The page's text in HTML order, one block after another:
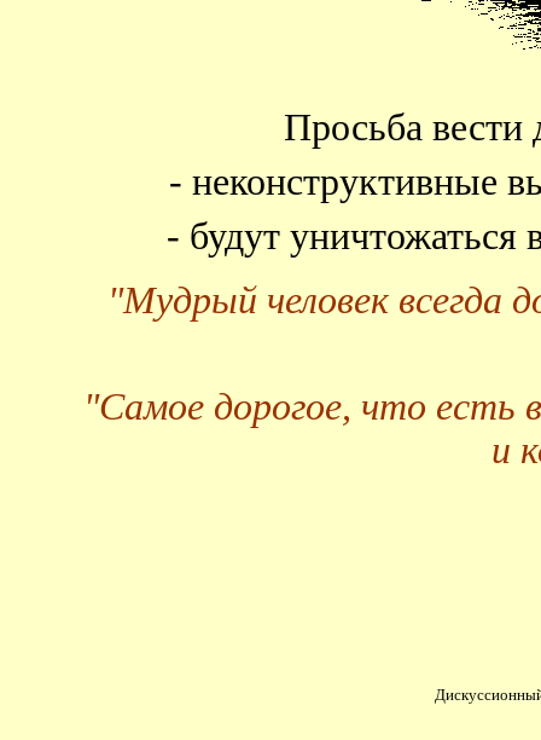
Просьба вести
- неконструктивные
- будут
"Мудрый человек всегда
"Самое дорогое, что есть
и